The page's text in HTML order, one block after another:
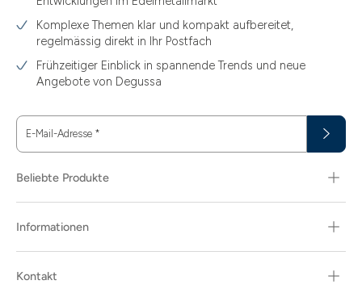
Komplexe Themen klar und kompakt aufbereitet,
regelmässig direkt in Ihr Postfach
Frühzeitiger Einblick in spannende Trends und neue
Angebote von Degussa
E-Mail-Adresse *
Beliebte Produkte
Informationen
Kontakt